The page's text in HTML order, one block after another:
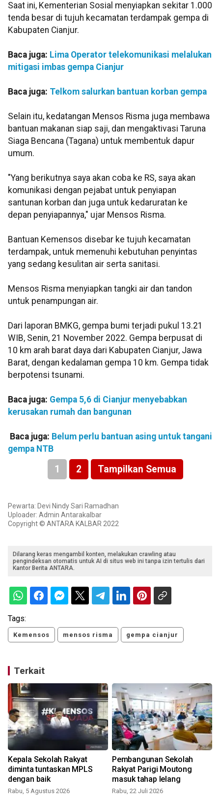
Saat ini, Kementerian Sosial menyiapkan sekitar 1.000
tenda besar di tujuh kecamatan terdampak gempa di
Kabupaten Cianjur.
Baca juga: Lima Operator telekomunikasi melalukan
mitigasi imbas gempa Cianjur
Baca juga: Telkom salurkan bantuan korban gempa
Selain itu, kedatangan Mensos Risma juga membawa
bantuan makanan siap saji, dan mengaktivasi Taruna
Siaga Bencana (Tagana) untuk membentuk dapur
umum.
"Yang berikutnya saya akan coba ke RS, saya akan
komunikasi dengan pejabat untuk penyiapan
santunan korban dan juga untuk kedaruratan ke
depan penyiapannya," ujar Mensos Risma.
Bantuan Kemensos disebar ke tujuh kecamatan
terdampak, untuk memenuhi kebutuhan penyintas
yang sedang kesulitan air serta sanitasi.
Mensos Risma menyiapkan tangki air dan tandon
untuk penampungan air.
Dari laporan BMKG, gempa bumi terjadi pukul 13.21
WIB, Senin, 21 November 2022. Gempa berpusat di
10 km arah barat daya dari Kabupaten Cianjur, Jawa
Barat, dengan kedalaman gempa 10 km. Gempa tidak
berpotensi tsunami.
Baca juga: Gempa 5,6 di Cianjur menyebabkan
kerusakan rumah dan bangunan
Baca juga: Belum perlu bantuan asing untuk tangani
gempa NTB
1 2 Tampilkan Semua
Pewarta: Devi Nindy Sari Ramadhan
Uploader: Admin Antarakalbar
Copyright © ANTARA KALBAR 2022
Dilarang keras mengambil konten, melakukan crawling atau
pengindeksan otomatis untuk AI di situs web ini tanpa izin tertulis dari
Kantor Berita ANTARA.
Tags:
Kemensos mensos risma gempa cianjur
Terkait
Kepala Sekolah Rakyat
diminta tuntaskan MPLS
dengan baik
Rabu, 5 Agustus 2026
Pembangunan Sekolah
Rakyat Parigi Moutong
masuk tahap lelang
Rabu, 22 Juli 2026